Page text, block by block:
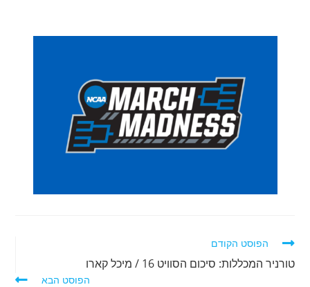
לקרוא
נוספים
הפוסט הקודם
טורניר המכללות: סיכום הסוויט 16 / מיכל קארו
הפוסט הבא